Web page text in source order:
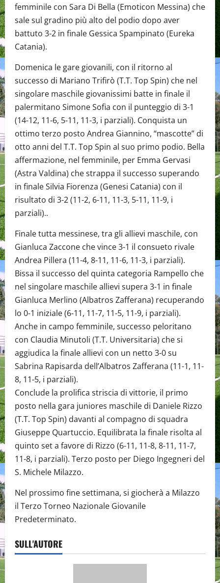
femminile con Sara Di Bella (Emoticon Messina) che
sale sul gradino più alto del podio dopo aver
battuto 3-2 in finale Gessica Spampinato (Eureka
Catania).
Domenica le gare giovanili, con il ritorno al
successo di Mariano Trifirò (T.T. Top Spin) che nel
singolare maschile giovanissimi batte in finale il
palermitano Simone Sofia con il punteggio di 3-1
(14-12, 11-6, 5-11, 11-3, i parziali). Conquista un
ottimo terzo posto Andrea Giannino, “mascotte” di
otto anni del T.T. Top Spin al suo primo podio. Bella
affermazione, nel femminile, per Emma Gervasi
(Astra Valdina) che strappa il successo superando
in finale Silvia Fiorenza (Genesi Catania) con il
risultato di 3-2 (11-2, 6-11, 11-3, 5-11, 11-9, i
parziali)..
Finale tutta messinese, tra gli allievi maschile, con
Gianluca Zaccone che vince 3-1 il consueto rivale
Andrea Pillera (11-4, 8-11, 11-6, 11-3, i parziali).
Bissa il successo del quinta categoria Rampello che
nel singolare maschile allievi supera 3-1 in finale
Gianluca Merlino (Albatros Zafferana) recuperando
lo 0-1 iniziale (6-11, 11-7, 11-5, 11-9, i parziali).
Anche in campo femminile, successo peloritano
con Claudia Minutoli (T.T. Universitaria) che si
aggiudica la finale allievi con un netto 3-0 su
Sabrina Rapisarda dell’Albatros Zafferana (11-1, 11-
8, 11-5, i parziali).
Conclude la prolifica striscia di vittorie, il primo
posto nella gara juniores maschile di Daniele Rizzo
(T.T. Top Spin) davanti al compagno di squadra
Giuseppe Quartuccio. Equilibrata la finale risolta al
quinto set a favore di Rizzo (6-11, 11-8, 8-11, 11-7,
11-8, i parziali). Terzo posto per Diego Ingegneri del
S. Michele Milazzo.
Nel prossimo fine settimana, si giocherà a Milazzo
il Terzo Torneo Nazionale Giovanile
Predeterminato.
SULL'AUTORE